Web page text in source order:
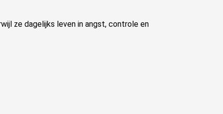
ze dagelijks leven in angst, controle en